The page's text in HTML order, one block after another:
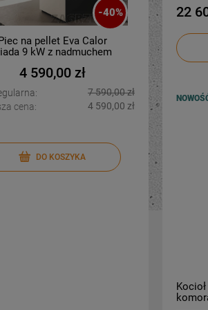
-40%
na pellet Eva Calor
9 kW z nadmuchem
4 590,00 zł
7 590,00 zł
cena:
4 590,00 zł
DO KOSZYKA
Piec
Cena
22